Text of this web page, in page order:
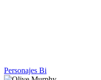
Personajes Bi